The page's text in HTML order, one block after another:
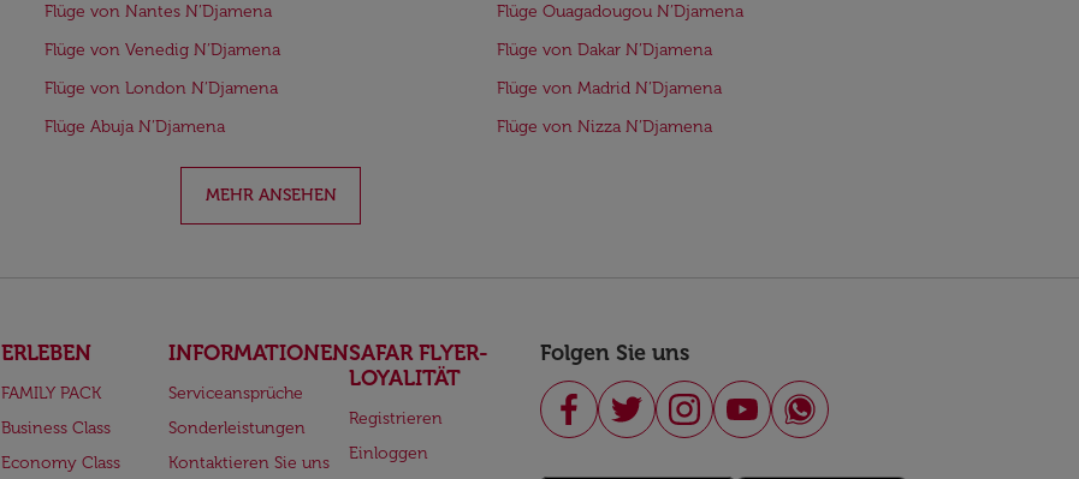
Flüge von Nantes N’Djamena
Flüge Ouagadougou N’Djamena
Flüge von Venedig N’Djamena
Flüge von Dakar N’Djamena
Flüge von London N’Djamena
Flüge von Madrid N’Djamena
Flüge Abuja N’Djamena Flüge von Nizza N’Djamena
MEHR ANSEHEN
ERLEBEN
FAMILY PACK
Business Class
Economy Class
INFORMATIONEN
Serviceansprüche
Sonderleistungen
Kontaktieren Sie uns
SAFAR FLYER-
LOYALITÄT
Registrieren
Einloggen
Folgen Sie uns